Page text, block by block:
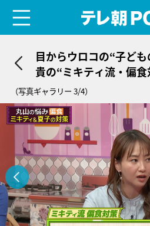
目からウロコの“子ど
貴の“ミキティ流・偏
「なるほど！」
（写真ギャラリー 3/4）